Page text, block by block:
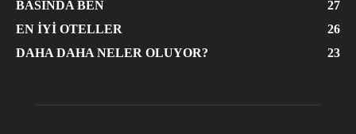
BASINDA BEN
27
EN İYI OTELLER
26
DAHA DAHA NELER OLUYOR?
23